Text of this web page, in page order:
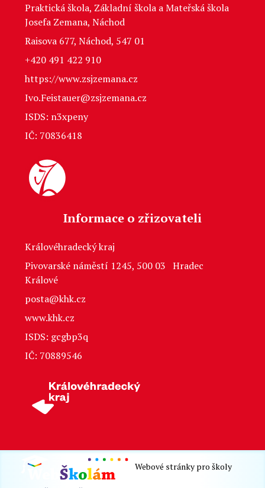
Praktická škola, Základní škola a Mateřská škola
Josefa Zemana, Náchod
Raisova 677, Náchod, 547 01
+420 491 422 910
https://www.zsjzemana.cz
Ivo.Feistauer@zsjzemana.cz
ISDS: n3xpeny
IČ: 70836418
Informace o zřizovateli
Královéhradecký kraj
Pivovarské náměstí 1245, 500 03 Hradec
Králové
posta@khk.cz
www.khk.cz
ISDS: gcgbp3q
IČ: 70889546
Webové stránky pro školy